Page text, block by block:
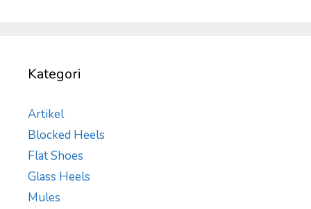
Kategori
Artikel
Blocked Heels
Flat Shoes
Glass Heels
Mules